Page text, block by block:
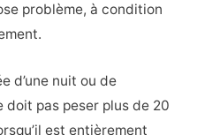
problème, à condition
d’une nuit ou de
doit pas peser plus de 20
est entièrement